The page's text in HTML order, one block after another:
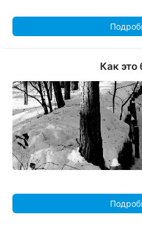
Как это